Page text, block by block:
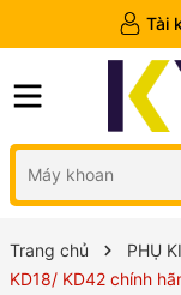
Tài
Trang chủ PHỤ
KD18/ KD42 chính